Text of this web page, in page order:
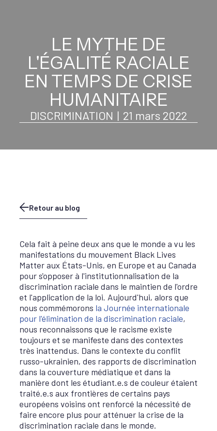
LE MYTHE DE
L'ÉGALITÉ RACIALE
EN TEMPS DE CRISE
HUMANITAIRE
DISCRIMINATION | 21 mars 2022
Retour au blog
Cela fait à peine deux ans que le monde a vu les
manifestations du mouvement Black Lives
Matter aux États-Unis, en Europe et au Canada
pour s'opposer à l'institutionnalisation de la
discrimination raciale dans le maintien de l'ordre
et l'application de la loi. Aujourd'hui, alors que
nous commémorons la Journée internationale
pour l'élimination de la discrimination raciale,
nous reconnaissons que le racisme existe
toujours et se manifeste dans des contextes
très inattendus. Dans le contexte du conflit
russo-ukrainien, des rapports de discrimination
dans la couverture médiatique et dans la
manière dont les étudiant.e.s de couleur étaient
traité.e.s aux frontières de certains pays
européens voisins ont renforcé la nécessité de
faire encore plus pour atténuer la crise de la
discrimination raciale dans le monde.